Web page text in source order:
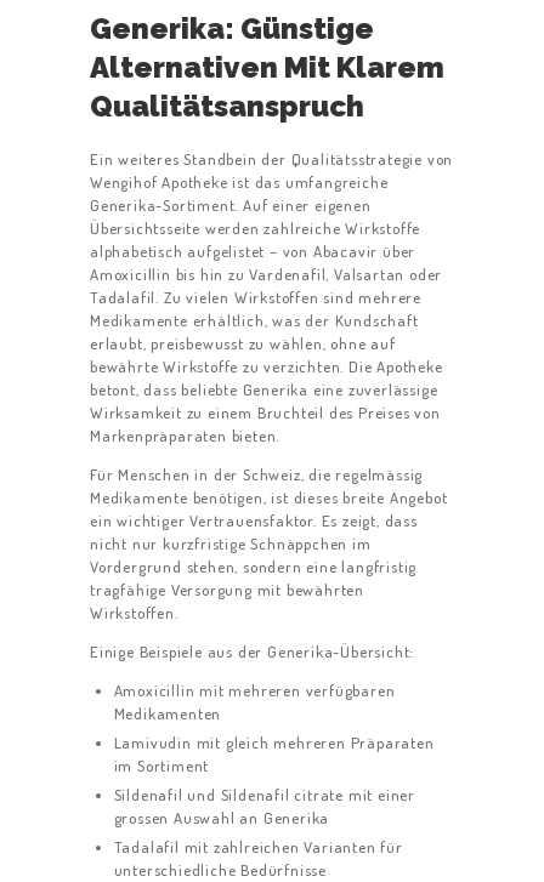
ABOUT US
WORK FOR US
SERVICES
CONTACT US
Generika: Günstige
Alternativen Mit Klarem
Qualitätsanspruch
Ein weiteres Standbein der Qualitätsstrategie von
Wengihof Apotheke ist das umfangreiche
Generika-Sortiment. Auf einer eigenen
Übersichtsseite werden zahlreiche Wirkstoffe
alphabetisch aufgelistet – von Abacavir über
Amoxicillin bis hin zu Vardenafil, Valsartan oder
Tadalafil. Zu vielen Wirkstoffen sind mehrere
Medikamente erhältlich, was der Kundschaft
erlaubt, preisbewusst zu wählen, ohne auf
bewährte Wirkstoffe zu verzichten. Die Apotheke
betont, dass beliebte Generika eine zuverlässige
Wirksamkeit zu einem Bruchteil des Preises von
Markenpräparaten bieten.
Für Menschen in der Schweiz, die regelmässig
Medikamente benötigen, ist dieses breite Angebot
ein wichtiger Vertrauensfaktor. Es zeigt, dass
nicht nur kurzfristige Schnäppchen im
Vordergrund stehen, sondern eine langfristig
tragfähige Versorgung mit bewährten
Wirkstoffen.
Einige Beispiele aus der Generika-Übersicht:
Amoxicillin mit mehreren verfügbaren
Medikamenten
Lamivudin mit gleich mehreren Präparaten
im Sortiment
Sildenafil und Sildenafil citrate mit einer
grossen Auswahl an Generika
Tadalafil mit zahlreichen Varianten für
unterschiedliche Bedürfnisse